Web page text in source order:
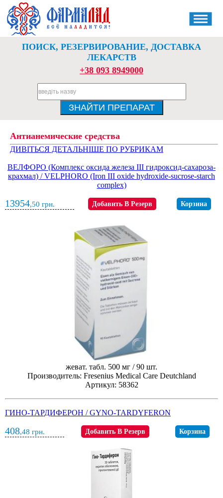
ПОИСК, РЕЗЕРВИРОВАНИЕ, ДОСТАВКА
ЛЕКАРСТВ
+38 093 8949000
Антианемические средства
ДИВІТЬСЯ ДЕТАЛЬНІШЕ ПО РУБРИКАМ
ВЕЛФОРО (Комплекс оксида железа III гидроксид-сахароза-
крахмал) / VELPHORO (Iron III oxide hydroxide-sucrose-starch
complex)
13954,50 грн. Добавить В Резерв Корзина
жеват. табл. 500 мг / 90 шт.
Производитель: Fresenius Medical Care Deutchland
Артикул: 58362
ГИНО-ТАРДИФЕРОН / GYNO-TARDYFERON
408,48 грн. Добавить В Резерв Корзина